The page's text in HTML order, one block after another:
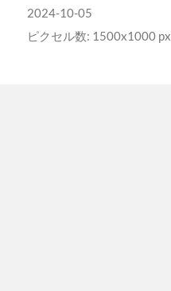
2024-10-05
ピクセル数: 1500x1000 px